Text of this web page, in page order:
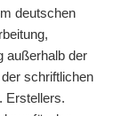
deutschen
außerhalb der
schriftlichen
Erstellers.